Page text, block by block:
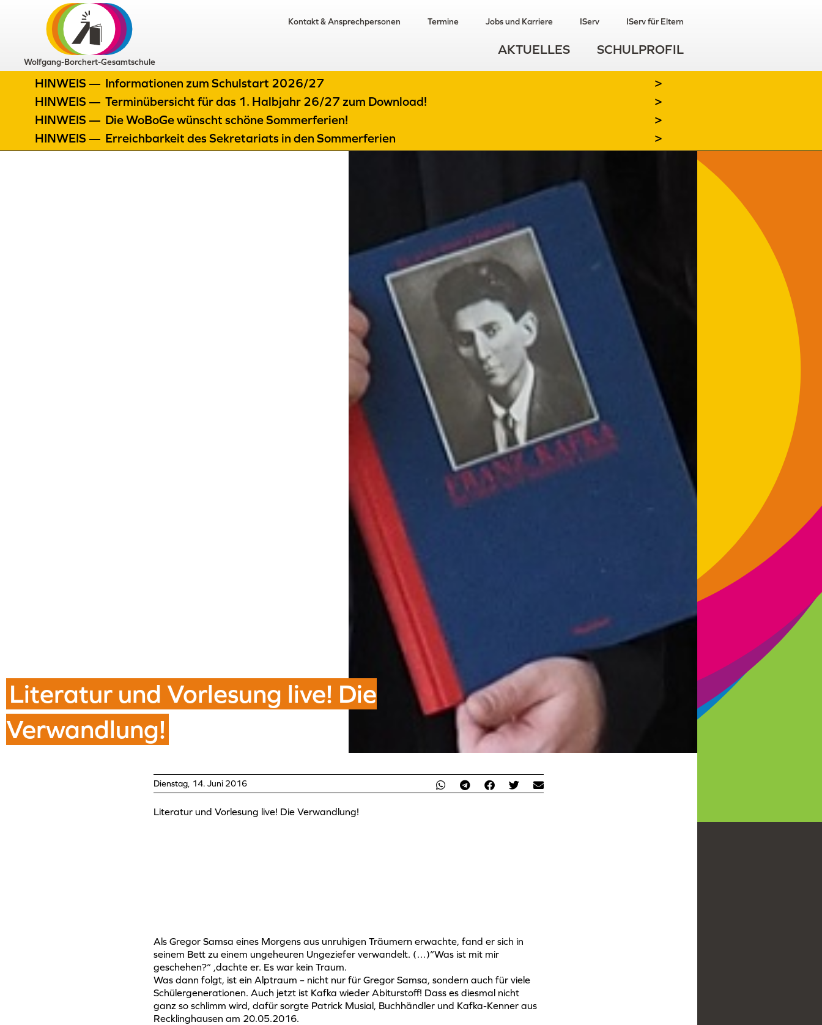
Wolfgang-Borchert-Gesamtschule
Kontakt & Ansprechpersonen Termine Jobs und Karriere IServ IServ für Eltern
AKTUELLES SCHULPROFIL
HINWEIS — Informationen zum Schulstart 2026/27
>
HINWEIS — Terminübersicht für das 1. Halbjahr 26/27 zum Download!
>
HINWEIS — Die WoBoGe wünscht schöne Sommerferien!
>
HINWEIS — Erreichbarkeit des Sekretariats in den Sommerferien >
Literatur und Vorlesung live! Die
Verwandlung!
Dienstag, 14. Juni 2016
Literatur und Vorlesung live! Die Verwandlung!
Als Gregor Samsa eines Morgens aus unruhigen Träumern erwachte, fand er sich in
seinem Bett zu einem ungeheuren Ungeziefer verwandelt. (…)“Was ist mit mir
geschehen?“ ,dachte er. Es war kein Traum.
Was dann folgt, ist ein Alptraum – nicht nur für Gregor Samsa, sondern auch für viele
Schülergenerationen. Auch jetzt ist Kafka wieder Abiturstoff! Dass es diesmal nicht
ganz so schlimm wird, dafür sorgte Patrick Musial, Buchhändler und Kafka-Kenner aus
Recklinghausen am 20.05.2016.